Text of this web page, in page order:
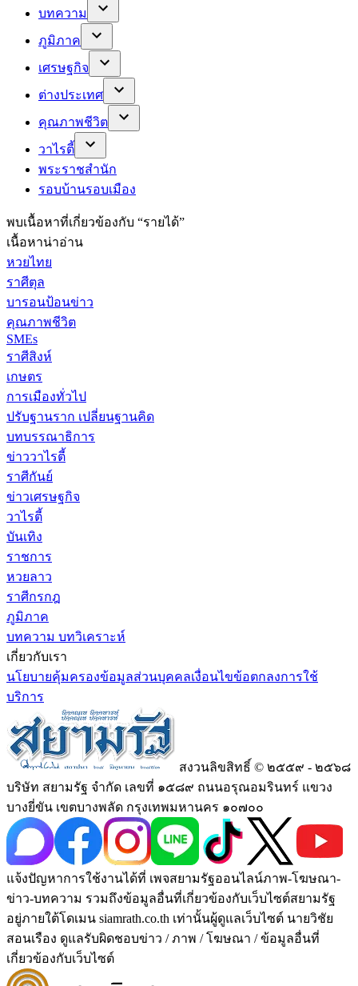
บทความ
ภูมิภาค
เศรษฐกิจ
ต่างประเทศ
คุณภาพชีวิต
วาไรตี้
พระราชสำนัก
รอบบ้านรอบเมือง
พบเนื้อหาที่เกี่ยวข้องกับ “รายได้”
เนื้อหาน่าอ่าน
หวยไทย
ราศีตุล
บารอนป้อนข่าว
คุณภาพชีวิต
SMEs
ราศีสิงห์
เกษตร
การเมืองทั่วไป
ปรับฐานราก เปลี่ยนฐานคิด
บทบรรณาธิการ
ข่าววาไรตี้
ราศีกันย์
ข่าวเศรษฐกิจ
วาไรตี้
บันเทิง
ราชการ
หวยลาว
ราศีกรกฎ
ภูมิภาค
บทความ บทวิเคราะห์
เกี่ยวกับเรา
นโยบายคุ้มครองข้อมูลส่วนบุคคลเงื่อนไขข้อตกลงการใช้
บริการ
สงวนลิขสิทธิ์ © ๒๕๕๙ - ๒๕๖๘
บริษัท สยามรัฐ จำกัด เลขที่ ๑๕๘๙ ถนนอรุณอมรินทร์ แขวง
บางยี่ขัน เขตบางพลัด กรุงเทพมหานคร ๑๐๗๐๐
แจ้งปัญหาการใช้งานได้ที่ เพจสยามรัฐออนไลน์ภาพ-โฆษณา-
ข่าว-บทความ รวมถึงข้อมูลอื่นที่เกี่ยวข้องกับเว็บไซต์สยามรัฐ
อยู่ภายใต้โดเมน siamrath.co.th เท่านั้นผู้ดูแลเว็บไซต์ นายวิชัย
สอนเรือง ดูแลรับผิดชอบข่าว / ภาพ / โฆษณา / ข้อมูลอื่นที่
เกี่ยวข้องกับเว็บไซต์